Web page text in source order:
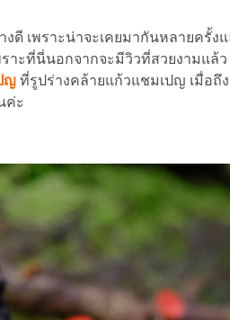
เพราะน่าจะเคยมากันหลายครั้ง
าะที่นี่นอกจากจะมีวิวที่สวยงามแล้
ญ ที่รูปร่างคล้ายแก้วแชมเปญ เมื่อถึ
ค่ะ